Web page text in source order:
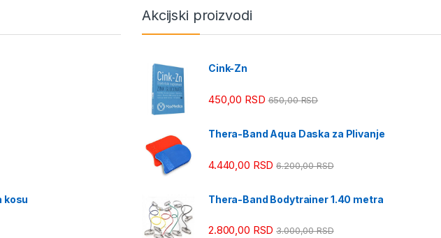
kosu
Akcijski proizvodi
Cink-Zn
450,00 RSD 650,00RSD
Thera-Band Aqua Daska za Plivanje
4.440,00 RSD 6.200,00RSD
Thera-Band Bodytrainer 1.40 metra
2.800,00 RSD 3.000,00RSD